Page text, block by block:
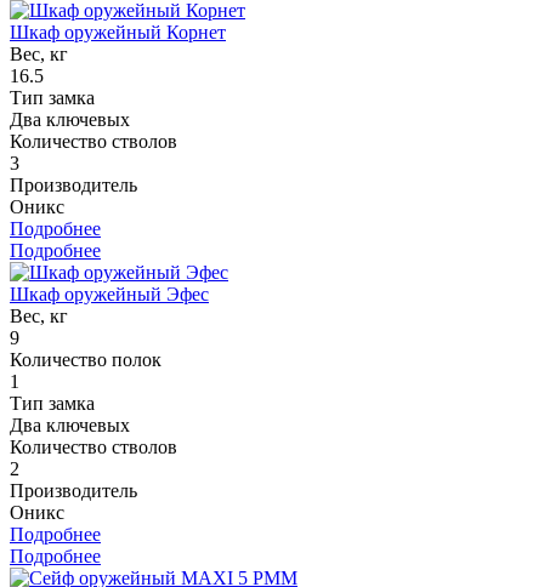
Шкаф оружейный Корнет
Вес, кг
16.5
Тип замка
Два ключевых
Количество стволов
3
Производитель
Оникс
Подробнее
Подробнее
Шкаф оружейный Эфес
Вес, кг
9
Количество полок
1
Тип замка
Два ключевых
Количество стволов
2
Производитель
Оникс
Подробнее
Подробнее